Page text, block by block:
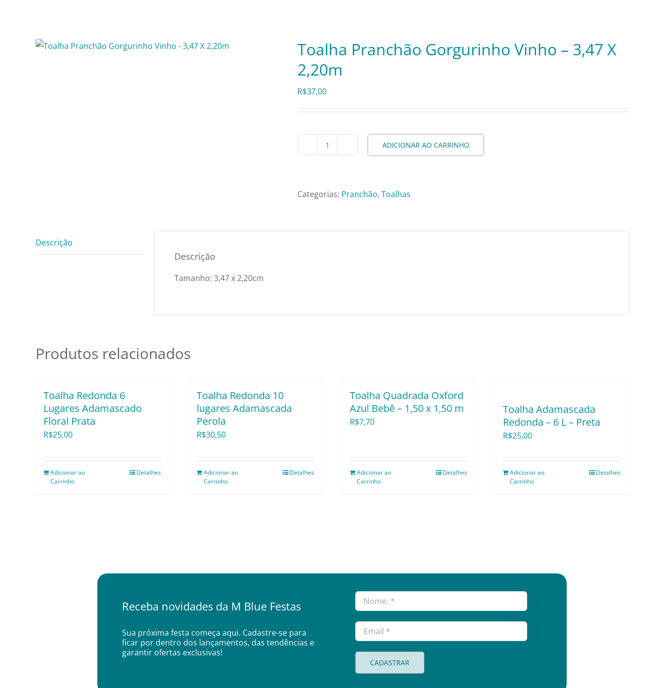
Toalha Pranchão Gorgurinho Vinho – 3,47 X
2,20m
R$37,00
Toalha
Vinho
X
ADICIONAR AO CARRINHO
Categorias: Pranchão, Toalhas
Descrição
Descrição
Tamanho: 3,47 x 2,20cm
Produtos relacionados
Toalha Redonda 6
Lugares Adamascado
Floral Prata
R$25,00
Adicionar ao
Carrinho
Detalhes
Toalha Redonda 10
lugares Adamascada
Perola
R$30,50
Adicionar ao
Carrinho
Detalhes
Toalha Quadrada Oxford
Azul Bebê – 1,50 x 1,50 m
R$7,70
Adicionar ao
Carrinho
Detalhes
Toalha Adamascada
Redonda – 6 L – Preta
R$25,00
Adicionar ao
Carrinho
Detalhes
Receba novidades da M Blue Festas
Sua próxima festa começa aqui. Cadastre-se para
ficar por dentro dos lançamentos, das tendências e
garantir ofertas exclusivas!
CADASTRAR